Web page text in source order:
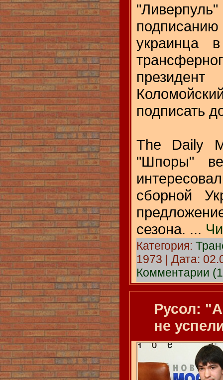
украинца
подписать
The Daily
"Шпоры"
сборной
сезона. ...
Категория:
1973 | Дата:
Комментарии
Русол:
не